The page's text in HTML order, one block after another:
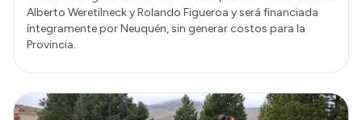
Alberto Weretilneck y Rolando Figueroa y será financiada
íntegramente por Neuquén, sin generar costos para la
Provincia.